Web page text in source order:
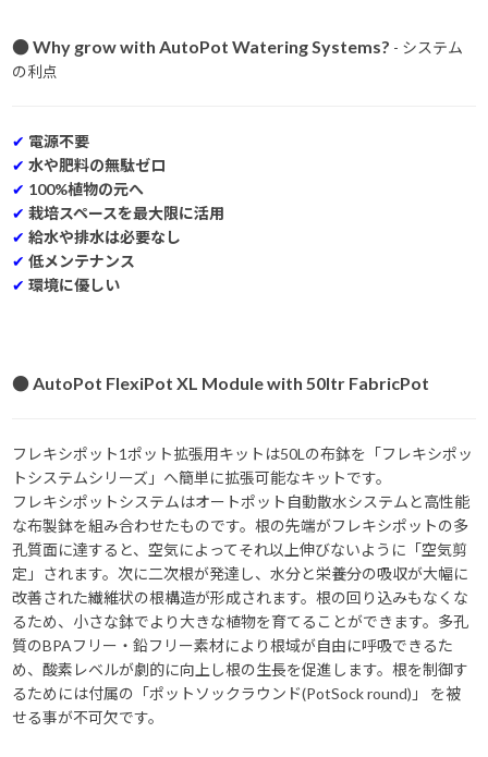
● Why grow with AutoPot Watering Systems? - システム
の利点
✔ 電源不要
✔ 水や肥料の無駄ゼロ
✔ 100%植物の元へ
✔ 栽培スペースを最大限に活用
✔ 給水や排水は必要なし
✔ 低メンテナンス
✔ 環境に優しい
● AutoPot FlexiPot XL Module with 50ltr FabricPot
フレキシポット1ポット拡張用キットは50Lの布鉢を「フレキシポッ
トシステムシリーズ」へ簡単に拡張可能なキットです。
フレキシポットシステムはオートポット自動散水システムと高性能
な布製鉢を組み合わせたものです。根の先端がフレキシポットの多
孔質面に達すると、空気によってそれ以上伸びないように「空気剪
定」されます。次に二次根が発達し、水分と栄養分の吸収が大幅に
改善された繊維状の根構造が形成されます。根の回り込みもなくな
るため、小さな鉢でより大きな植物を育てることができます。多孔
質のBPAフリー・鉛フリー素材により根域が自由に呼吸できるた
め、酸素レベルが劇的に向上し根の生長を促進します。根を制御す
るためには付属の「ポットソックラウンド(PotSock round)」 を被
せる事が不可欠です。